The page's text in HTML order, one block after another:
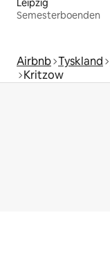
Semesterboenden
Airbnb Tyskland
Kritzow